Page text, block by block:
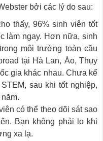
bởi các lý do sau:
thấy, 96% sinh viên tốt
làm ngay. Hơn nữa, sinh
môi trường toàn cầu
tại Hà Lan, Áo, Thụy
gia khác nhau. Chưa kể
sau khi tốt nghiệp,
có thể theo dõi sát sao
Bạn không phải lo khi
xa lạ.